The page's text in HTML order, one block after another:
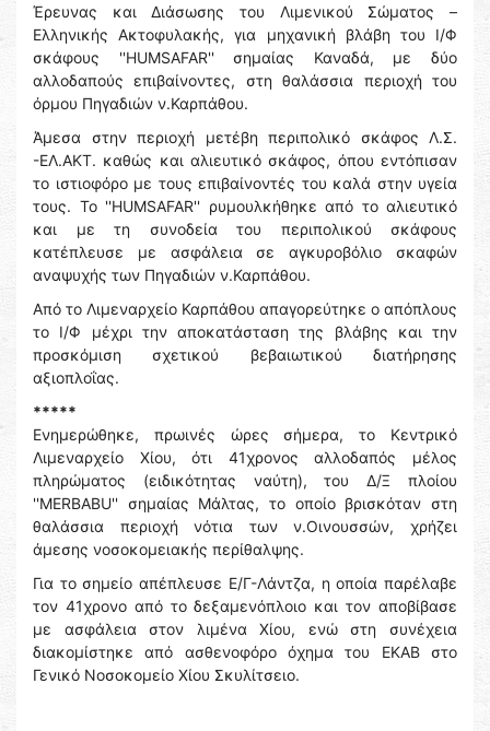
Έρευνας και Διάσωσης του Λιμενικού Σώματος –
Ελληνικής Ακτοφυλακής, για μηχανική βλάβη του Ι/Φ
σκάφους ''HUMSAFAR'' σημαίας Καναδά, με δύο
αλλοδαπούς επιβαίνοντες, στη θαλάσσια περιοχή του
όρμου Πηγαδιών ν.Καρπάθου.
Άμεσα στην περιοχή μετέβη περιπολικό σκάφος Λ.Σ.
-ΕΛ.ΑΚΤ. καθώς και αλιευτικό σκάφος, όπου εντόπισαν
το ιστιοφόρο με τους επιβαίνοντές του καλά στην υγεία
τους. Το ''HUMSAFAR'' ρυμουλκήθηκε από το αλιευτικό
και με τη συνοδεία του περιπολικού σκάφους
κατέπλευσε με ασφάλεια σε αγκυροβόλιο σκαφών
αναψυχής των Πηγαδιών ν.Καρπάθου.
Από το Λιμεναρχείο Καρπάθου απαγορεύτηκε ο απόπλους
το Ι/Φ μέχρι την αποκατάσταση της βλάβης και την
προσκόμιση σχετικού βεβαιωτικού διατήρησης
αξιοπλοΐας.
*****
Ενημερώθηκε, πρωινές ώρες σήμερα, το Κεντρικό
Λιμεναρχείο Χίου, ότι 41χρονος αλλοδαπός μέλος
πληρώματος (ειδικότητας ναύτη), του Δ/Ξ πλοίου
''MERBABU'' σημαίας Μάλτας, το οποίο βρισκόταν στη
θαλάσσια περιοχή νότια των ν.Οινουσσών, χρήζει
άμεσης νοσοκομειακής περίθαλψης.
Για το σημείο απέπλευσε Ε/Γ-Λάντζα, η οποία παρέλαβε
τον 41χρονο από το δεξαμενόπλοιο και τον αποβίβασε
με ασφάλεια στον λιμένα Χίου, ενώ στη συνέχεια
διακομίστηκε από ασθενοφόρο όχημα του ΕΚΑΒ στο
Γενικό Νοσοκομείο Χίου Σκυλίτσειο.